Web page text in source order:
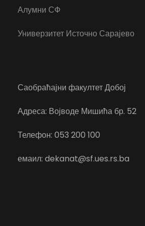
Алумни СФ
Универзитет Источно Сарајево
Саобраћајни факултет Добој
Адреса: Војводе Мишића бр. 52
Телефон: 053 200 100
емаил: dekanat@sf.ues.rs.ba